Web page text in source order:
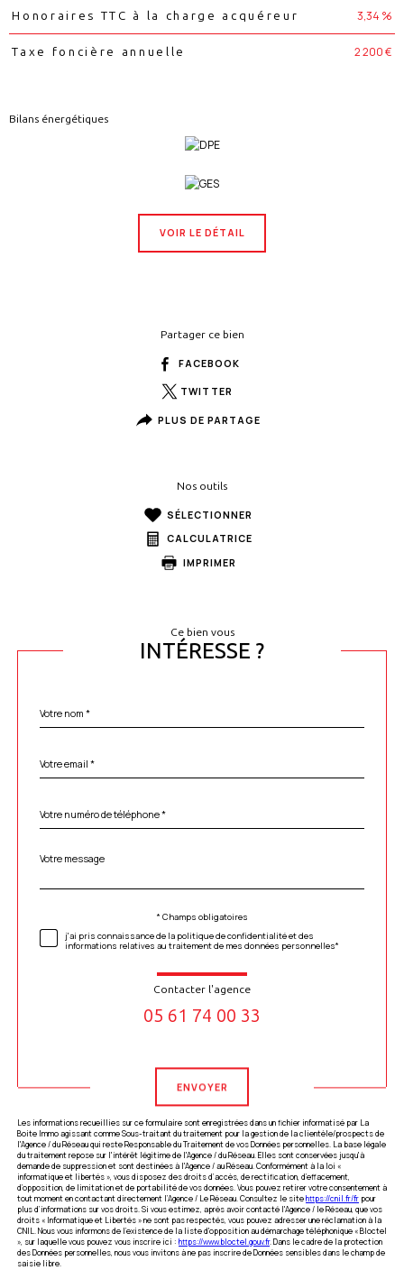
Honoraires TTC à la charge acquéreur 3,34 %
Taxe foncière annuelle 2 200 €
Bilans énergétiques
VOIR LE DÉTAIL
Partager ce bien
FACEBOOK
TWITTER
PLUS DE PARTAGE
Nos outils
SÉLECTIONNER
CALCULATRICE
IMPRIMER
Ce bien vous
INTÉRESSE ?
*
*
*
Fieldset
défaut
Message
*
* Champs obligatoires
j'ai pris connaissance de la politique de confidentialité et des
informations relatives au traitement de mes données personnelles*
Contacter l'agence
05 61 74 00 33
ENVOYER
Les informations recueillies sur ce formulaire sont enregistrées dans un fichier informatisé par La
Boite Immo agissant comme Sous-traitant du traitement pour la gestion de la clientèle/prospects de
l'Agence / du Réseau qui reste Responsable du Traitement de vos Données personnelles. La base légale
du traitement repose sur l'intérêt légitime de l'Agence / du Réseau. Elles sont conservées jusqu'à
demande de suppression et sont destinées à l'Agence / au Réseau. Conformément à la loi «
informatique et libertés », vous disposez des droits d’accès, de rectification, d’effacement,
d’opposition, de limitation et de portabilité de vos données. Vous pouvez retirer votre consentement à
tout moment en contactant directement l’Agence / Le Réseau. Consultez le sitehttps://cnil.fr/fr pour
plus d’informations sur vos droits. Si vous estimez, après avoir contacté l'Agence / le Réseau, que vos
droits « Informatique et Libertés » ne sont pas respectés, vous pouvez adresser une réclamation à la
CNIL. Nous vous informons de l’existence de la liste d'opposition au démarchage téléphonique « Bloctel
», sur laquelle vous pouvez vous inscrire ici : https://www.bloctel.gouv.fr. Dans le cadre de la protection
des Données personnelles, nous vous invitons à ne pas inscrire de Données sensibles dans le champ de
saisie libre.